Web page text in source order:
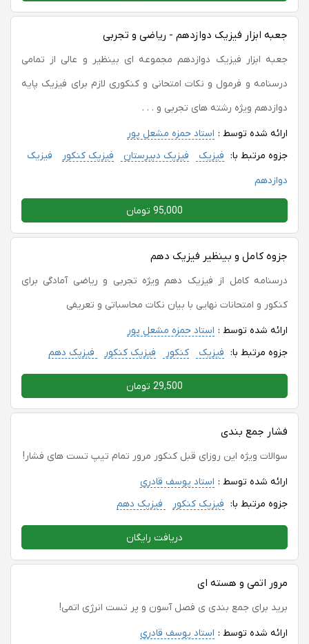
جعبه ابزار فیزیک دوازدهم - ریاضی و تجربی
جعبه ابزار فیزیک دوازدهم مجموعه ای بینظیر و عالی از تمامی
درسنامه و فرمول و نکات امتحانی و کنکوری لازم برای فیزیک پایه
دوازدهم ویژه رشته های تجربی و . . .
ارائه شده توسط : استاد حمزه مشعل پور
جزوه مرتبط با: فیزیک فیزیک دبیرستان فیزیک کنکور
فیزیک
دوازدهم
95,000 تومان
جزوه کامل و بینظیر فیزیک دهم
درسنامه کامل از فیزیک دهم ویژه تجربی و ریاضی آمادگی برای
کنکور و امتحانات نهایی با بیان نکات محاسباتی و تعریفی
ارائه شده توسط : استاد حمزه مشعل پور
جزوه مرتبط با: فیزیک کنکور فیزیک کنکور فیزیک دهم
29,500 تومان
فشار جمع بندی
سوالات ویژه این روزای قبل کنکور مرور تمام تیپ تست های فشار!
ارائه شده توسط : استاد یوسف قادری
جزوه مرتبط با: فیزیک کنکور فیزیک دهم
دریافت رایگان
مرور اتمی و هسته ای
برید برای جمع بندی ی فصل آسون و پر تست انرژی اتمی!
ارائه شده توسط : استاد یوسف قادری